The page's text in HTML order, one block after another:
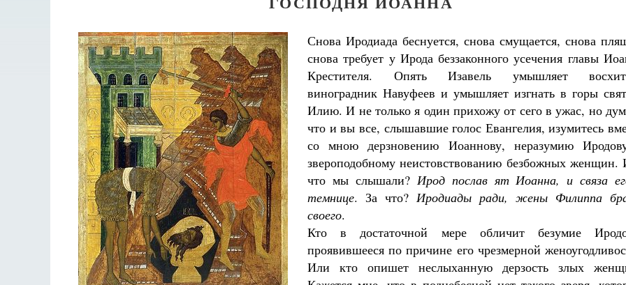
Снова Иродиада беснуется, снова смущается, снова
снова требует у Ирода беззаконного усечения главы
Крестителя. Опять Изавель умышляет
виноградник Навуфеев и умышляет изгнать в горы
Илию. И не только я один прихожу от сего в ужас, но
что и вы все, слышавшие голос Евангелия, изумитесь
со мною дерзновению Иоаннову, неразумию
звероподобному неистовствованию безбожных женщин.
что мы слышали? Ирод послав ят Иоанна, и связа
темнице. За что? Иродиады ради, жены Филиппа
своего.
Кто в достаточной мере обличит безумие
проявившееся по причине его чрезмерной
Или кто опишет неслыханную дерзость злых
Великомученик Георгий Победоносец.